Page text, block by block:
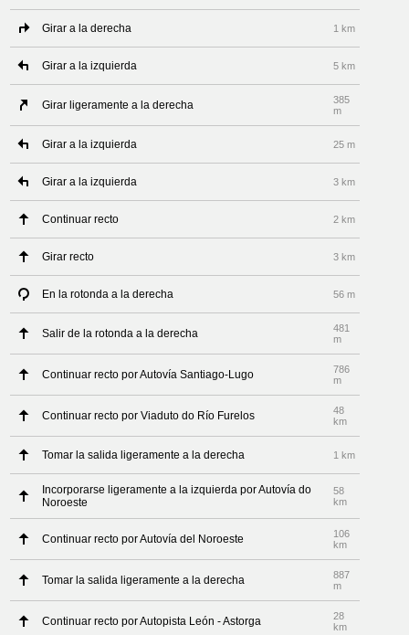
Girar a la derecha 1 km
Girar a la izquierda 5 km
Girar ligeramente a la derecha
385
m
Girar a la izquierda 25 m
Girar a la izquierda 3 km
Continuar recto 2 km
Girar recto 3 km
En la rotonda a la derecha 56 m
Salir de la rotonda a la derecha
481
m
Continuar recto por Autovía Santiago-Lugo
786
m
Continuar recto por Viaduto do Río Furelos
48
km
Tomar la salida ligeramente a la derecha 1 km
Incorporarse ligeramente a la izquierda por Autovía do
Noroeste
58
km
Continuar recto por Autovía del Noroeste
106
km
Tomar la salida ligeramente a la derecha
887
m
Continuar recto por Autopista León - Astorga
28
km